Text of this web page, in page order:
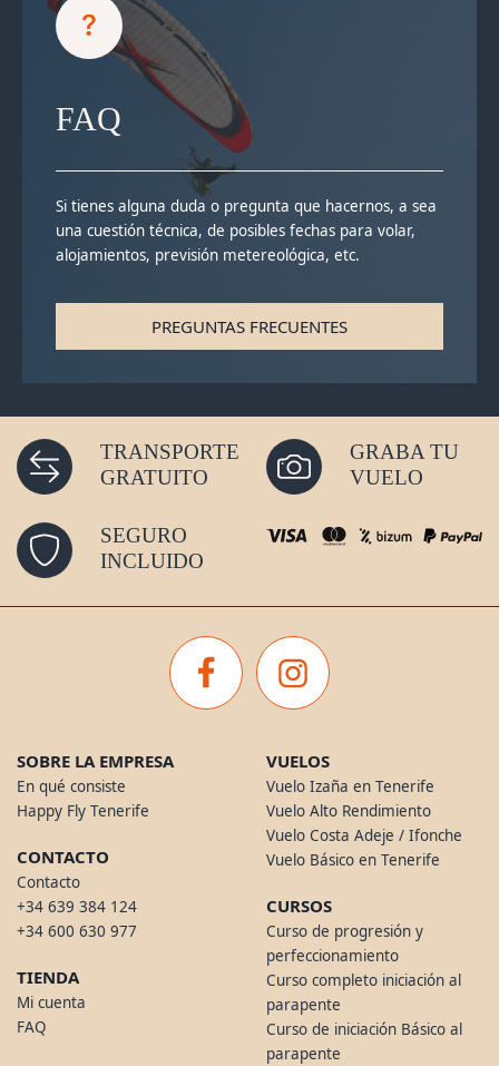
FAQ
Si tienes alguna duda o pregunta que hacernos, a sea
una cuestión técnica, de posibles fechas para volar,
alojamientos, previsión metereológica, etc.
PREGUNTAS FRECUENTES
TRANSPORTE
GRATUITO
GRABA TU
VUELO
SEGURO
INCLUIDO
SOBRE LA EMPRESA
En qué consiste
Happy Fly Tenerife
CONTACTO
Contacto
+34 639 384 124
+34 600 630 977
TIENDA
Mi cuenta
FAQ
VUELOS
Vuelo Izaña en Tenerife
Vuelo Alto Rendimiento
Vuelo Costa Adeje / Ifonche
Vuelo Básico en Tenerife
CURSOS
Curso de progresión y
perfeccionamiento
Curso completo iniciación al
parapente
Curso de iniciación Básico al
parapente